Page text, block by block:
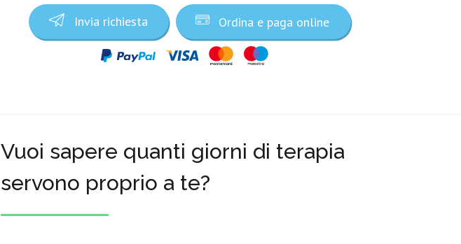
Invia richiesta Ordina e paga online
Vuoi sapere quanti giorni di terapia
servono proprio a te?